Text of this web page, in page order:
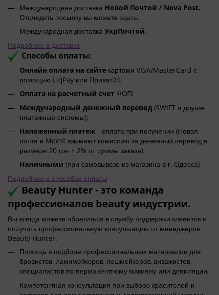
Международная доставка Новой Почтой / Nova Post.
Отследить посылку вы можете здесь.
Международная доставка УкрПочтой.
Подробнее о доставке
Способы оплаты:
Онлайн оплата на сайте картами VISA/MasterCard с
помощью LiqPay или Приват24;
Оплата на расчетный счет ФОП;
Международный денежный перевод (SWIFT и другие
платежные системы);
Наложенный платеж - оплата при получении (Новая
почта и Meest взымают комиссию за денежный перевод в
размере 20 грн + 2% от суммы заказа)
Наличными (при самовывозе из магазина в г. Одесса)
Подробнее о способах оплаты
Beauty Hunter - это команда
профессионалов beauty индустрии.
Вы всегда можете обратиться в службу поддержки клиентов и
получить профессиональную консультацию от менеджеров
Beauty Hunter.
Помощь в подборе профессиональных материалов для
бровистов, ламимейкеров, лешмейкеров, визажистов,
специалистов по перманентному макияжу или депиляции;
Компетентная консультация при выборе красителей и